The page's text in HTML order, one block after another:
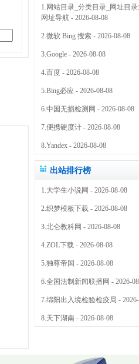
和使用里
0317-
仪
机械式锌
1. 网站目录_分类目录_网址目录
网址导航 - 2026-08-08
2.微软 Bing 搜索 - 2026-08-08
3.Google - 2026-08-08
4.百度 - 2026-08-08
5.Bing必应 - 2026-08-08
6.中国无损检测网 - 2026-08-08
7.便携硬度计 - 2026-08-08
8.Yandex - 2026-08-08
出站排行榜
1.大学生小说网 - 2026-08-08
2.织梦模板下载 - 2026-08-08
3.北仑教科网 - 2026-08-08
4.ZOL下载 - 2026-08-08
5.独尊帝国 - 2026-08-08
6.全国法制新闻联播网 - 2026-
7.绵阳出入境检验检疫局 -
8.天下湖南 - 2026-08-08